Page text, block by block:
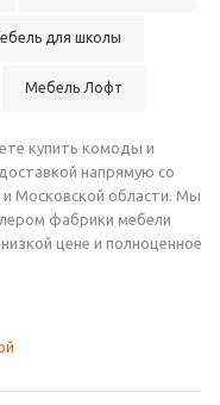
для школы
Мебель Лофт
купить комоды и
напрямую со
Московской области. Мы
фабрики мебели
цене и полноценное